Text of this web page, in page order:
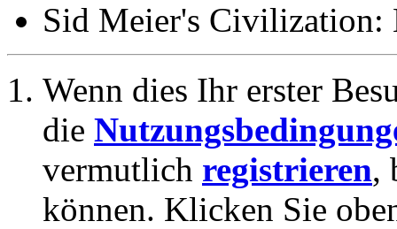
Sid Meier's Civilization:
Wenn dies Ihr erster
die
vermutlich registrieren,
können. Klicken Sie